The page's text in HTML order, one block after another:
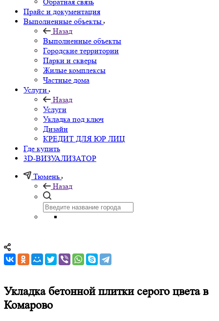
Прайс и документация
Выполненные объекты
Назад
Выполненные объекты
Городские территории
Парки и скверы
Жилые комплексы
Частные дома
Услуги
Назад
Услуги
Укладка под ключ
Дизайн
КРЕДИТ ДЛЯ ЮР ЛИЦ
Где купить
3D-ВИЗУАЛИЗАТОР
Тюмень
Назад
Укладка бетонной плитки серого цвета в
Комарово